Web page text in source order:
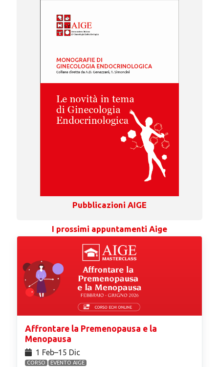
Pubblicazioni AIGE
I prossimi appuntamenti Aige
Affrontare la Premenopausa e la
Menopausa
1 Feb⁠–15 Dic
CORSO EVENTO AIGE